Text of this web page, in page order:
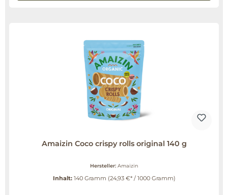
Amaizin Coco crispy rolls original 140 g
Hersteller: Amaizin
Inhalt: 140 Gramm (24,93 €* / 1000 Gramm)